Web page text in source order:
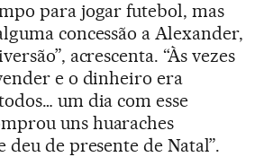
para jogar futebol, mas
concessão a Alexander,
acrescenta. “Às vezes
e o dinheiro era
um dia com esse
uns huaraches
deu de presente de Natal”.